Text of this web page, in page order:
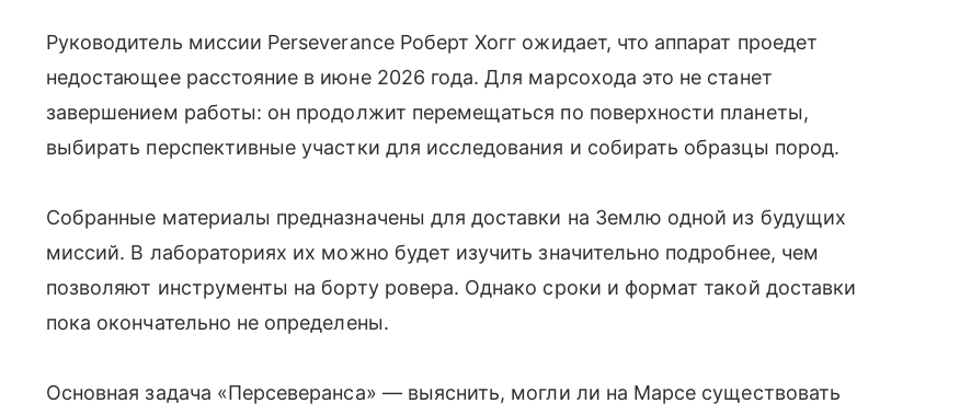
Руководитель миссии Perseverance Роберт Хогг ожидает, что аппарат проедет
недостающее расстояние в июне 2026 года. Для марсохода это не станет
завершением работы: он продолжит перемещаться по поверхности планеты,
выбирать перспективные участки для исследования и собирать образцы пород.
Собранные материалы предназначены для доставки на Землю одной из будущих
миссий. В лабораториях их можно будет изучить значительно подробнее, чем
позволяют инструменты на борту ровера. Однако сроки и формат такой доставки
пока окончательно не определены.
Основная задача «Персеверанса» — выяснить, могли ли на Марсе существовать